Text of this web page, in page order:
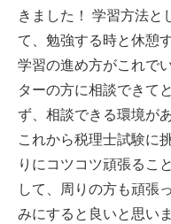
きました！ 学習方法と
て、勉強する時と休憩
学習の進め方がこれで
ターの方に相談できて
ず、相談できる環境が
これから税理士試験に
りにコツコツ頑張るこ
して、周りの方も頑張
みにすると良いと思い